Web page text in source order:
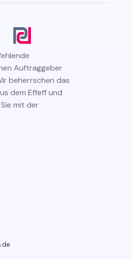
Auftraggeber
beherrschen das
dem Effeff und
mit der